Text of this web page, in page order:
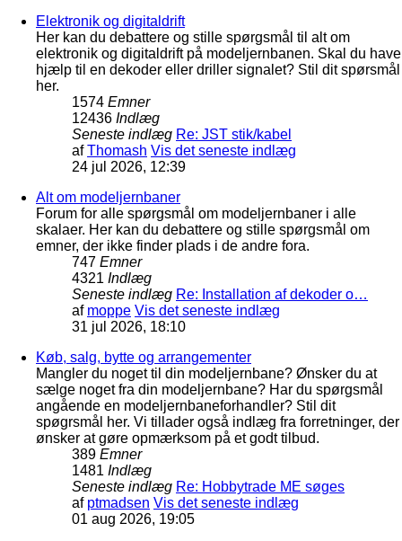
Elektronik og digitaldrift
Her kan du debattere og stille spørgsmål til alt om
elektronik og digitaldrift på modeljernbanen. Skal du have
hjælp til en dekoder eller driller signalet? Stil dit spørsmål
her.
1574 Emner
12436 Indlæg
Seneste indlæg Re: JST stik/kabel
afThomash Vis det seneste indlæg
24 jul 2026, 12:39
Alt om modeljernbaner
Forum for alle spørgsmål om modeljernbaner i alle
skalaer. Her kan du debattere og stille spørgsmål om
emner, der ikke finder plads i de andre fora.
747 Emner
4321 Indlæg
Seneste indlæg Re: Installation af dekoder o…
af moppe Vis det seneste indlæg
31 jul 2026, 18:10
Køb, salg, bytte og arrangementer
Mangler du noget til din modeljernbane? Ønsker du at
sælge noget fra din modeljernbane? Har du spørgsmål
angående en modeljernbaneforhandler? Stil dit
spøgrsmål her. Vi tillader også indlæg fra forretninger, der
ønsker at gøre opmærksom på et godt tilbud.
389 Emner
1481 Indlæg
Seneste indlæg Re: Hobbytrade ME søges
af ptmadsen Vis det seneste indlæg
01 aug 2026, 19:05